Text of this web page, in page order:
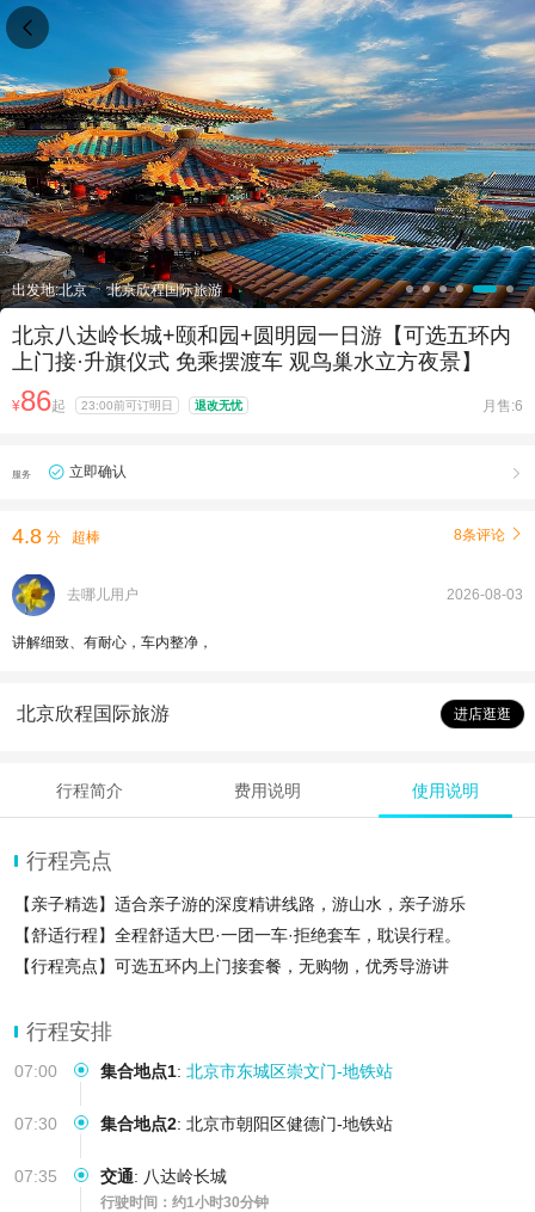
出发地:北京 北京欣程国际旅游
北京八达岭长城+颐和园+圆明园一日游【可选五环内
上门接·升旗仪式 免乘摆渡车 观鸟巢水立方夜景】
¥86起 23:00前可订明日 退改无忧 月售:6
服务 立即确认 
4.8 分 超棒 8条评论 
去哪儿用户 2026-08-03
讲解细致、有耐心，车内整净，
北京欣程国际旅游 进店逛逛
行程简介 费用说明 使用说明
行程亮点
【亲子精选】适合亲子游的深度精讲线路，游山水，亲子游乐
【舒适行程】全程舒适大巴·一团一车·拒绝套车，耽误行程。
【行程亮点】可选五环内上门接套餐，无购物，优秀导游讲
行程安排
07:00 集合地点1: 北京市东城区崇文门-地铁站
07:30 集合地点2: 北京市朝阳区健德门-地铁站
07:35 交通: 八达岭长城
行驶时间：约1小时30分钟
